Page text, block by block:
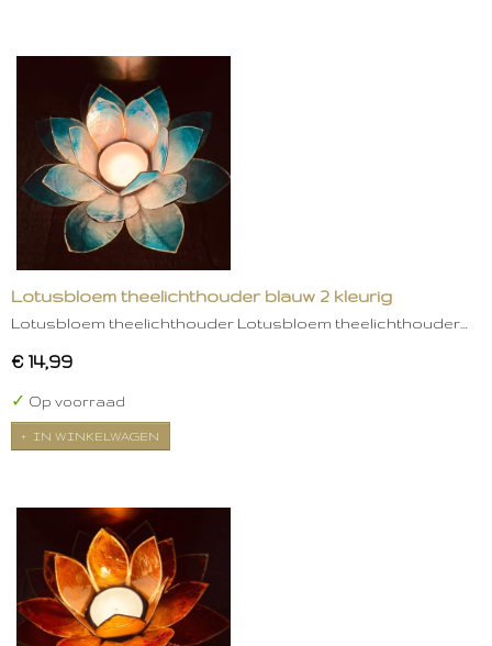
Lotusbloem theelichthouder blauw 2 kleurig
Lotusbloem theelichthouder Lotusbloem theelichthouder…
€ 14,99
✓ Op voorraad
IN WINKELWAGEN